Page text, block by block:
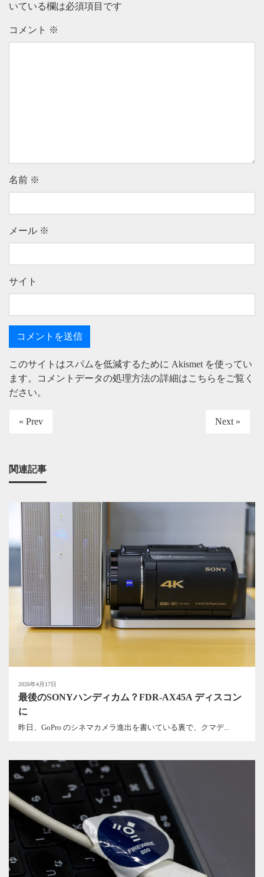
いている欄は必須項目です
コメント ※
名前 ※
メール ※
サイト
このサイトはスパムを低減するために Akismet を使ってい
ます。
コメントデータの処理方法の詳細はこちらをご覧く
ださい。
« Prev Next »
関連記事
2026年4月17日
最後のSONYハンディカム？FDR-AX45A ディスコン
に
昨日、GoPro のシネマカメラ進出を書いている裏で、クマデ...